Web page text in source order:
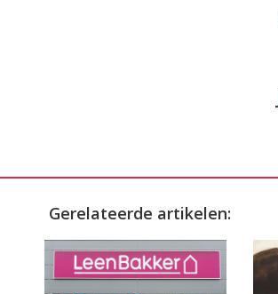
Gerelateerde artikelen: